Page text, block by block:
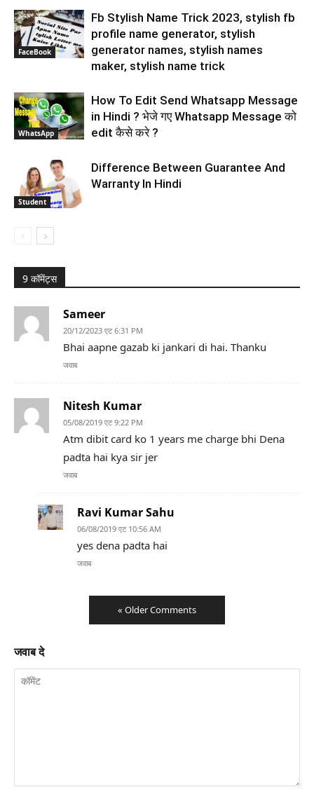
FaceBook
Fb Stylish Name Trick 2023, stylish fb
profile name generator, stylish
generator names, stylish names
maker, stylish name trick
WhatsApp
How To Edit Send Whatsapp Message
in Hindi ? भेजे गए Whatsapp Message को
edit कैसे करे ?
Student
Difference Between Guarantee And
Warranty In Hindi
9 कॉमेंट्स
Sameer
20/12/2023 एट 6:31 PM
Bhai aapne gazab ki jankari di hai. Thanku
जवाब
Nitesh Kumar
05/08/2019 एट 9:22 PM
Atm dibit card ko 1 years me charge bhi Dena
padta hai kya sir jer
जवाब
Ravi Kumar Sahu
06/08/2019 एट 10:56 AM
yes dena padta hai
जवाब
« Older Comments
जवाब दे